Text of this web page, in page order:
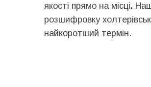
якості прямо на місці.
розшифровку
найкоротший термін.